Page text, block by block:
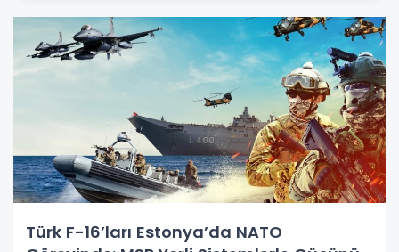
Türk F-16’ları Estonya’da NATO